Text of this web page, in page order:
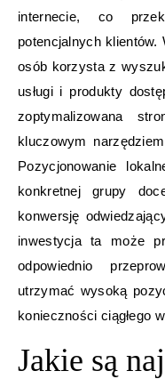
internecie, co
potencjalnych
osób korzysta z
usługi i produkty
zoptymalizowana
kluczowym
Pozycjonowanie
konkretnej grupy
konwersję
inwestycja ta może
odpowiednio
utrzymać wysoką
konieczności ciągłego
Jakie są